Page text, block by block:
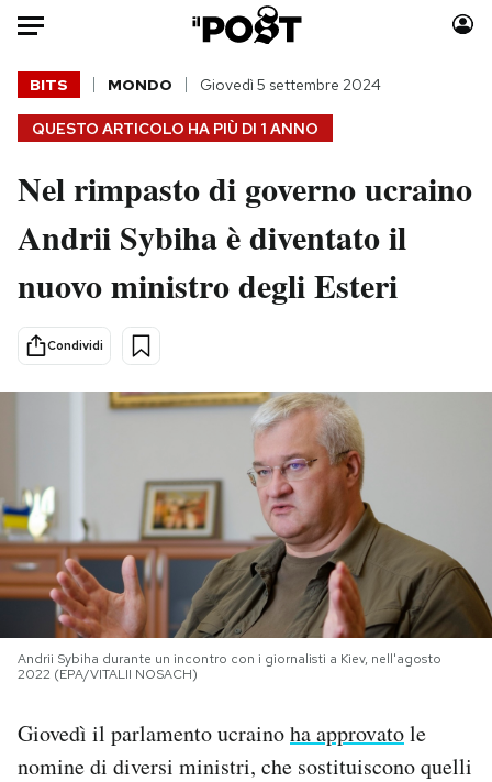
Auto
HOME
Italia
Politica
Tecnologia
Scienza
Economia
Moda
Consumismi
Storie/Idee
Ok Boomer!
Altrecose
Mondiali calcio 2026
PODCAST
NEWSLETTER
I MIEI PREFERITI
QUESTO ARTICOLO HA PIÙ DI 1 ANNO
BITS MONDO Giovedì 5 settembre 2024
Nel rimpasto di governo ucraino
Andrii Sybiha è diventato il
nuovo ministro degli Esteri
Condividi
Andrii Sybiha durante un incontro con i giornalisti a Kiev, nell'agosto
2022 (EPA/VITALII NOSACH)
Giovedì il parlamento ucrainoha approvatole
nomine di diversi ministri, che sostituiscono quelli